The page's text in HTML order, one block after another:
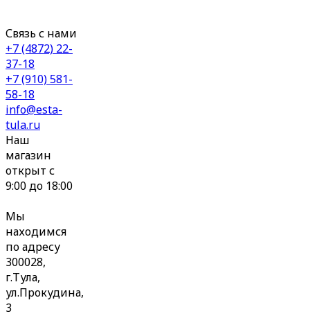
Связь с нами
+7 (4872) 22-
37-18
+7 (910) 581-
58-18
info@esta-
tula.ru
Наш
магазин
открыт с
9:00 до 18:00
Мы
находимся
по адресу
300028,
г.Тула,
ул.Прокудина,
3